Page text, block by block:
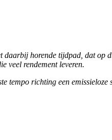
horende tijdpad, dat
veel rendement leveren.
tempo richting een